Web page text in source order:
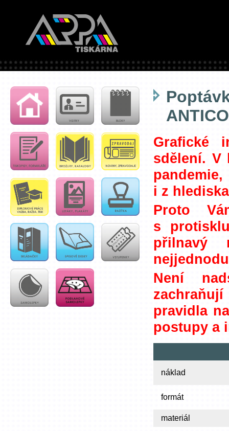
Grafické
sdělení. V
i z
Proto
s
Není
pravidla
postupy a
náklad
formát
materiál